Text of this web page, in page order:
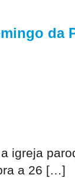
da
igreja
a 26 […]